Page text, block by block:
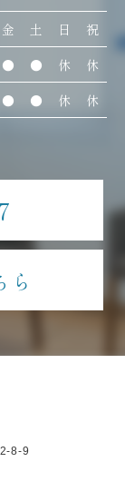
金 土 日
祝
● ● 休
休
● ● 休 休
ら
8-9